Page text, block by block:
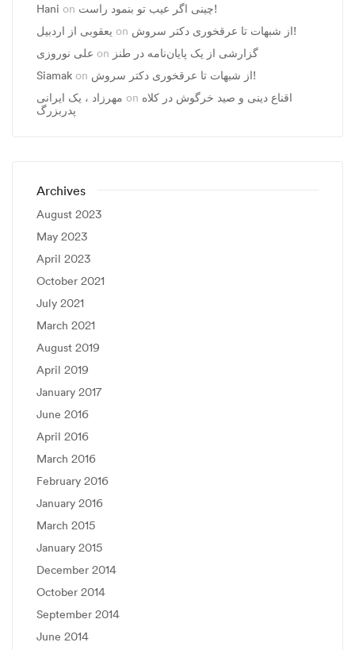
Hani on
چینی اگر عیب تو بنمود راست!
یعقوبی از اردبیل on
از شبهات تا عرقخوری دکتر سروش!
علی نوروزی on گزارشی از یک پایان‌نامه در طنز
Siamak on
از شبهات تا عرقخوری دکتر سروش!
مهرزاد ، يک ايرانی on اقناع دینی و صید خرگوش در کلاه
پدربزرگ
Archives
August 2023
May 2023
April 2023
October 2021
July 2021
March 2021
August 2019
April 2019
January 2017
June 2016
April 2016
March 2016
February 2016
January 2016
March 2015
January 2015
December 2014
October 2014
September 2014
June 2014